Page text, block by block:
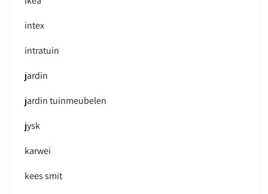
intex
intratuin
jardin
jardin tuinmeubelen
jysk
karwei
kees smit